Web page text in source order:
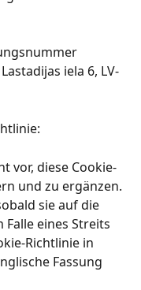
iela 6, LV-
vor, diese Cookie-
und zu ergänzen.
sie auf die
eines Streits
Richtlinie in
Fassung